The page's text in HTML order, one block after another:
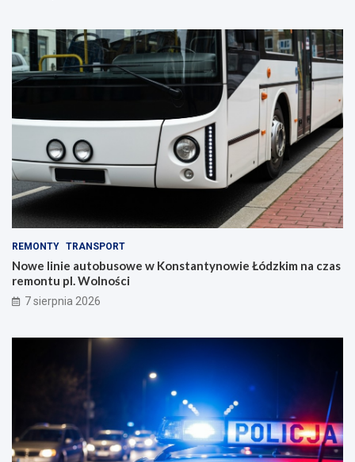
REMONTY TRANSPORT
Nowe linie autobusowe w Konstantynowie Łódzkim na czas
remontu pl. Wolności
7 sierpnia 2026